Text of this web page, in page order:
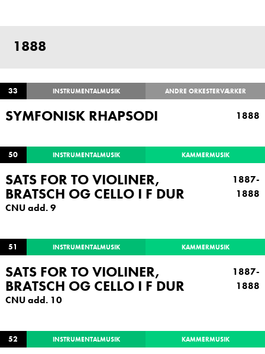
1888
33 INSTRUMENTALMUSIK ANDRE ORKESTERVÆRKER
SYMFONISK RHAPSODI 1888
50 INSTRUMENTALMUSIK KAMMERMUSIK
SATS FOR TO VIOLINER,
BRATSCH OG CELLO I F DUR
CNU add. 9
1887-
1888
51 INSTRUMENTALMUSIK KAMMERMUSIK
SATS FOR TO VIOLINER,
BRATSCH OG CELLO I F DUR
CNU add. 10
1887-
1888
52 INSTRUMENTALMUSIK KAMMERMUSIK